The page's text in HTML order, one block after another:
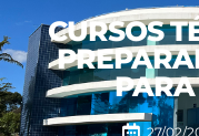
CURSOS
27/02/